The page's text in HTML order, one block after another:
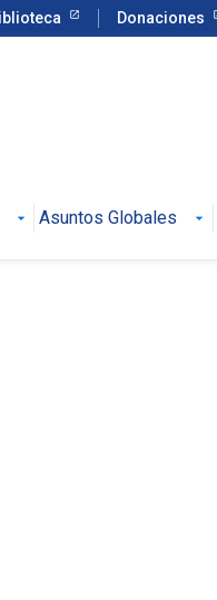
Donaciones
Asuntos Globales